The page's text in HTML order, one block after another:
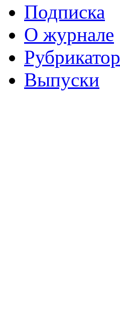
Подписка
О журнале
Рубрикатор
Выпуски